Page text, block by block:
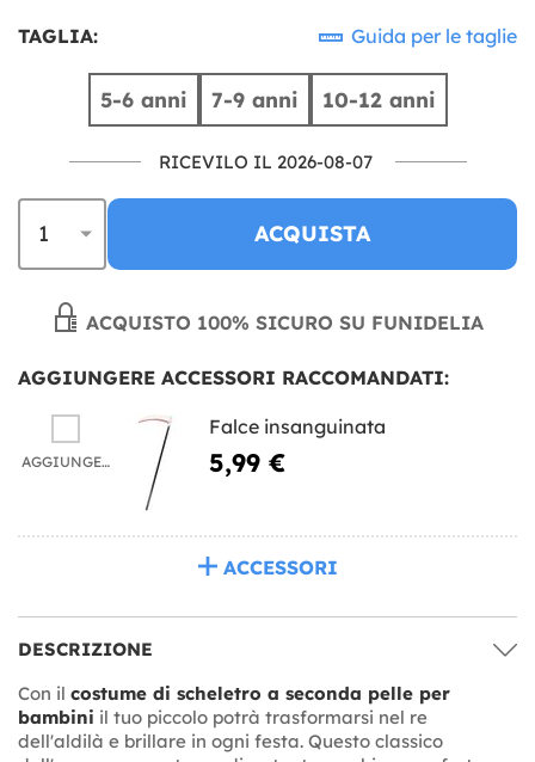
TAGLIA: Guida per le taglie
5-6 anni 7-9 anni 10-12 anni
RICEVILO IL 2026-08-07
ACQUISTA
ACQUISTO 100% SICURO SU FUNIDELIA
AGGIUNGERE ACCESSORI RACCOMANDATI:
AGGIUNGERE
Falce insanguinata
5,99 €
ACCESSORI
DESCRIZIONE
Con il costume di scheletro a seconda pelle per
bambini il tuo piccolo potrà trasformarsi nel re
dell'aldilà e brillare in ogni festa. Questo classico